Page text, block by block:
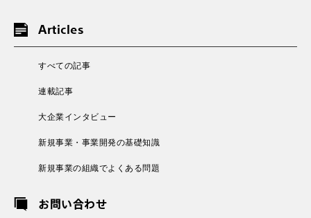
Articles
すべての記事
連載記事
大企業インタビュー
新規事業・事業開発の基礎知識
新規事業の組織でよくある問題
お問い合わせ